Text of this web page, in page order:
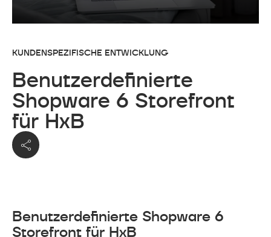
KUNDENSPEZIFISCHE ENTWICKLUNG
Benutzerdefinierte
Shopware 6 Storefront
für HxB
Benutzerdefinierte Shopware 6
Storefront für HxB